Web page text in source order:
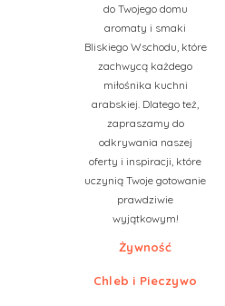
do Twojego domu
aromaty i smaki
Bliskiego Wschodu, które
zachwycą każdego
miłośnika kuchni
arabskiej. Dlatego też,
zapraszamy do
odkrywania naszej
oferty i inspiracji, które
uczynią Twoje gotowanie
prawdziwie
wyjątkowym!
Żywność
Chleb i Pieczywo